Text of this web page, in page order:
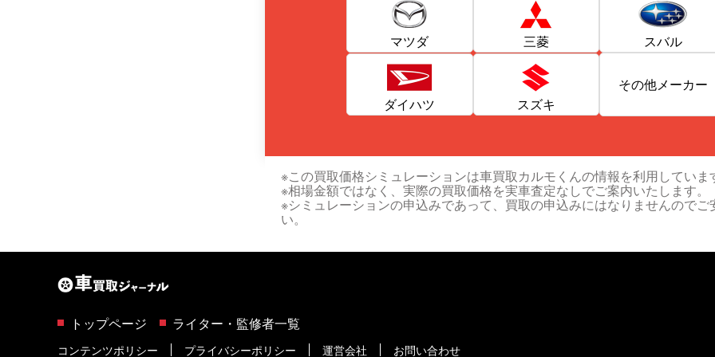
マツダ 三菱 スバル
ダイハツ スズキ
その他メーカー
※この買取価格シミュレーションは車買取カルモくんの情報を利用していま
※相場金額ではなく、実際の買取価格を実車査定なしでご案内いたします。
※シミュレーションの申込みであって、買取の申込みにはなりませんのでご
い。
トップページ ライター・監修者一覧
コンテンツポリシー プライバシーポリシー 運営会社 お問い合わせ